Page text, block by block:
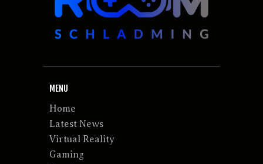
MENU
Home
Latest News
Virtual Reality
Gaming